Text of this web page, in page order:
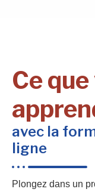
Ce
avec la
ligne
Plongez dans un